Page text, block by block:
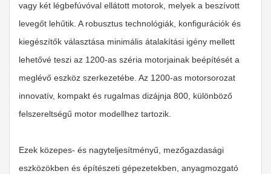
vagy két légbefúvóval ellátott motorok, melyek a beszívott
levegőt lehűtik. A robusztus technológiák, konfigurációk és
kiegészítők választása minimális átalakítási igény mellett
lehetővé teszi az 1200-as széria motorjainak beépítését a
meglévő eszköz szerkezetébe. Az 1200-as motorsorozat
innovatív, kompakt és rugalmas dizájnja 800, különböző
felszereltségű motor modellhez tartozik.
Ezek közepes- és nagyteljesítményű, mezőgazdasági
eszközökben és építészeti gépezetekben, anyagmozgató